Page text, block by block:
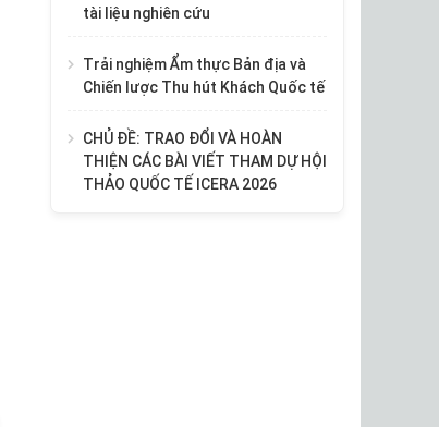
tài liệu nghiên cứu
Trải nghiệm Ẩm thực Bản địa và
Chiến lược Thu hút Khách Quốc tế
CHỦ ĐỀ: TRAO ĐỔI VÀ HOÀN
THIỆN CÁC BÀI VIẾT THAM DỰ HỘI
THẢO QUỐC TẾ ICERA 2026